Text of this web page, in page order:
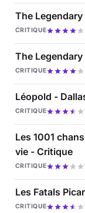
The
CRITIQUE
The
CRITIQUE
Léopold -
CRITIQUE
Les 1001
vie - Critique
CRITIQUE
Les Fatals
CRITIQUE